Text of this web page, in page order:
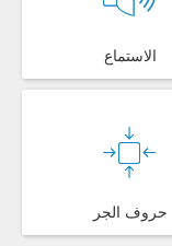
الاستماع
حروف الجر